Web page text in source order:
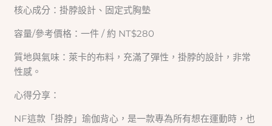
核心成分：掛脖設計、固定式胸墊
容量/參考價格：一件 / 約 NT$280
質地與氣味：萊卡的布料，充滿了彈性，掛脖的設計，非常
性感。
心得分享：
NF這款「掛脖」瑜伽背心，是一款專為所有想在運動時，也